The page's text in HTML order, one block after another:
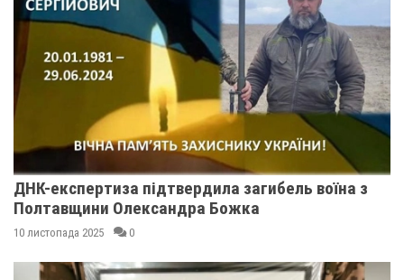
ДНК-експертиза підтвердила загибель воїна з
Полтавщини Олександра Божка
10 листопада 2025 0